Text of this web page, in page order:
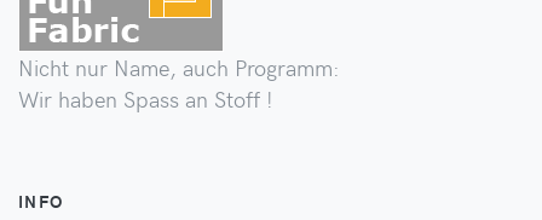
Nicht nur Name, auch Programm:
Wir haben Spass an Stoff !
INFO